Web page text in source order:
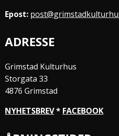
Epost:
ADRESSE
Grimstad Kulturhus
Storgata 33
4876 Grimstad
NYHETSBREV* FACEBOOK